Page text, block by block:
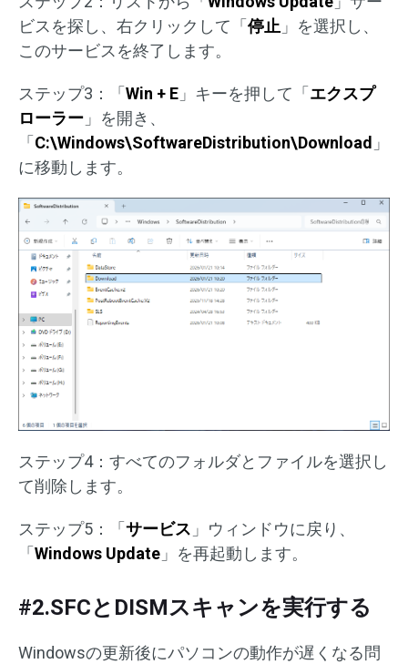
ビスを探し、右クリックして「 停止 」を選択し、
このサービスを終了します。
ステップ3：「 Win + E 」キーを押して「 エクスプ
ローラー 」を開き、
「 C:\Windows\SoftwareDistribution\Download 」
に移動します。
ステップ4：すべてのフォルダとファイルを選択し
て削除します。
ステップ5：「 サービス 」ウィンドウに戻り、
「 Windows Update 」を再起動します。
#2.SFCとDISMスキャンを実行する
Windowsの更新後にパソコンの動作が遅くなる問